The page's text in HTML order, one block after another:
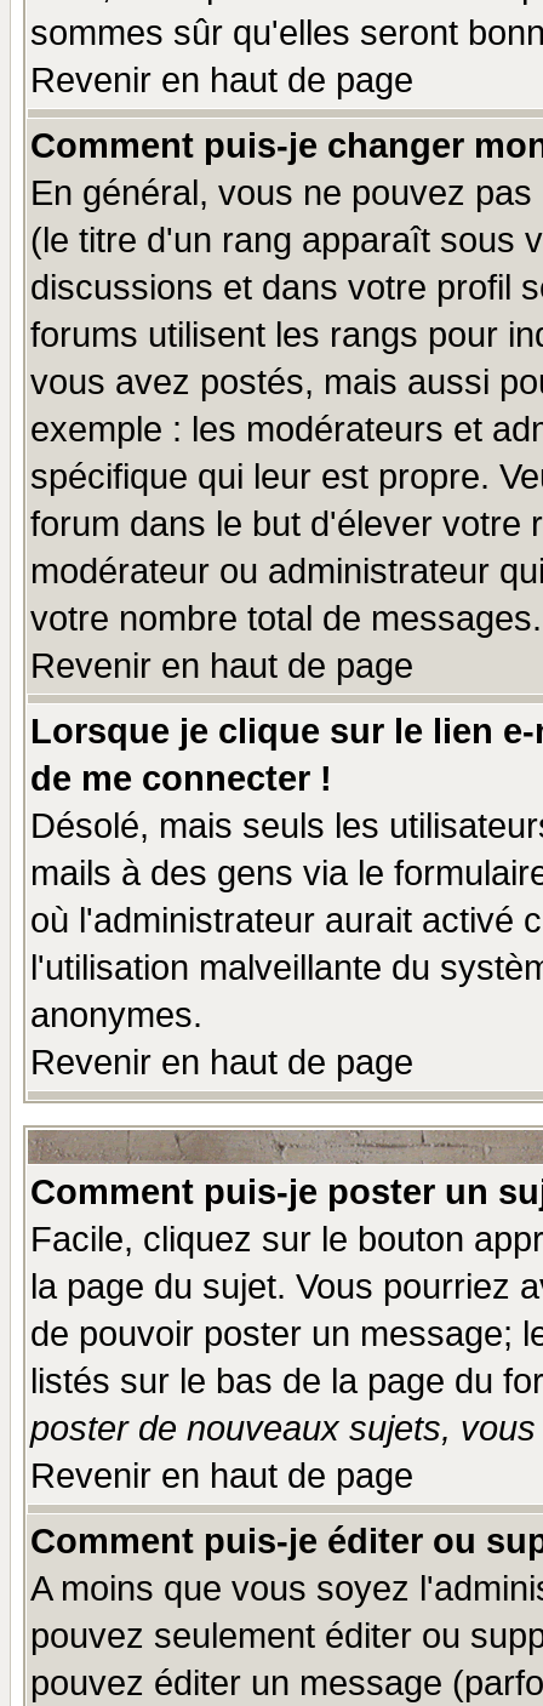
sommes sûr qu'elles seront
Revenir en haut de page
Comment puis-je changer
En général, vous ne pouvez
(le titre d'un rang apparaît sous
discussions et dans votre profil
forums utilisent les rangs pour
vous avez postés, mais aussi
exemple : les modérateurs et
spécifique qui leur est propre.
forum dans le but d'élever votre
modérateur ou administrateur
votre nombre total de messages.
Revenir en haut de page
Lorsque je clique sur le lien
de me connecter !
Désolé, mais seuls les
mails à des gens via le
où l'administrateur aurait activé
l'utilisation malveillante du
anonymes.
Revenir en haut de page
Comment puis-je poster un
Facile, cliquez sur le bouton
la page du sujet. Vous pourriez
de pouvoir poster un message;
listés sur le bas de la page du
poster de nouveaux sujets,
Revenir en haut de page
Comment puis-je éditer ou
A moins que vous soyez
pouvez seulement éditer ou
pouvez éditer un message